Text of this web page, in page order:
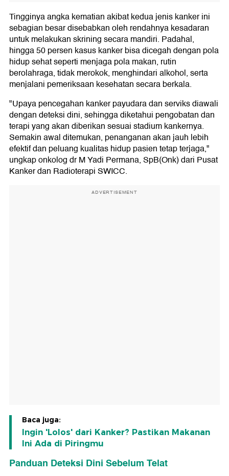
Tingginya angka kematian akibat kedua jenis kanker ini
sebagian besar disebabkan oleh rendahnya kesadaran
untuk melakukan skrining secara mandiri. Padahal,
hingga 50 persen kasus kanker bisa dicegah dengan pola
hidup sehat seperti menjaga pola makan, rutin
berolahraga, tidak merokok, menghindari alkohol, serta
menjalani pemeriksaan kesehatan secara berkala.
"Upaya pencegahan kanker payudara dan serviks diawali
dengan deteksi dini, sehingga diketahui pengobatan dan
terapi yang akan diberikan sesuai stadium kankernya.
Semakin awal ditemukan, penanganan akan jauh lebih
efektif dan peluang kualitas hidup pasien tetap terjaga,"
ungkap onkolog dr M Yadi Permana, SpB(Onk) dari Pusat
Kanker dan Radioterapi SWICC.
ADVERTISEMENT
Baca juga:
Ingin 'Lolos' dari Kanker? Pastikan Makanan
Ini Ada di Piringmu
Panduan Deteksi Dini Sebelum Telat